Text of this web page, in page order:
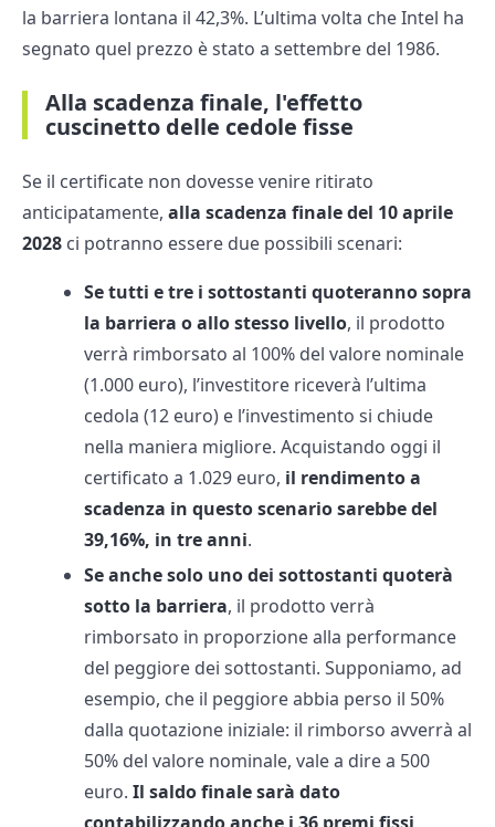
la barriera lontana il 42,3%. L’ultima volta che Intel ha
segnato quel prezzo è stato a settembre del 1986.
Alla scadenza finale, l'effetto
cuscinetto delle cedole fisse
Se il certificate non dovesse venire ritirato
anticipatamente, alla scadenza finale del 10 aprile
2028 ci potranno essere due possibili scenari:
Se tutti e tre i sottostanti quoteranno sopra
la barriera o allo stesso livello, il prodotto
verrà rimborsato al 100% del valore nominale
(1.000 euro), l’investitore riceverà l’ultima
cedola (12 euro) e l’investimento si chiude
nella maniera migliore. Acquistando oggi il
certificato a 1.029 euro, il rendimento a
scadenza in questo scenario sarebbe del
39,16%, in tre anni.
Se anche solo uno dei sottostanti quoterà
sotto la barriera, il prodotto verrà
rimborsato in proporzione alla performance
del peggiore dei sottostanti. Supponiamo, ad
esempio, che il peggiore abbia perso il 50%
dalla quotazione iniziale: il rimborso avverrà al
50% del valore nominale, vale a dire a 500
euro. Il saldo finale sarà dato